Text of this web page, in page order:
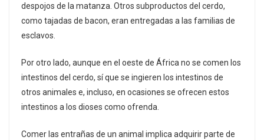
despojos de la matanza. Otros subproductos del cerdo,
como tajadas de bacon, eran entregadas a las familias de
esclavos.
Por otro lado, aunque en el oeste de África no se comen los
intestinos del cerdo, sí que se ingieren los intestinos de
otros animales e, incluso, en ocasiones se ofrecen estos
intestinos a los dioses como ofrenda.
Comer las entrañas de un animal implica adquirir parte de